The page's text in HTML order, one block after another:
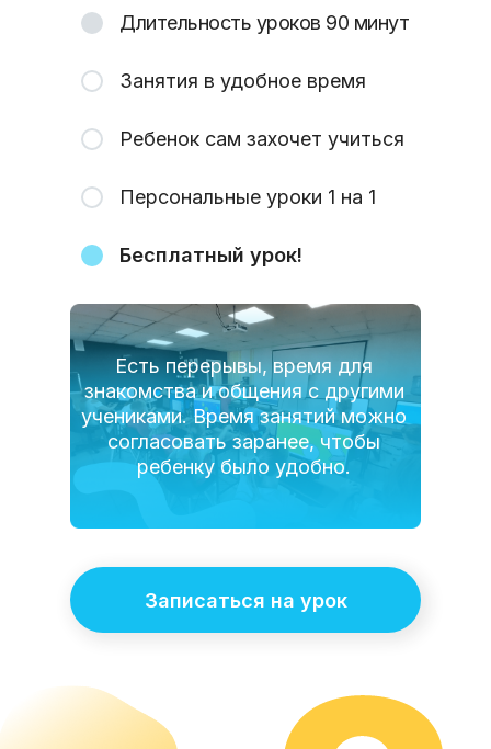
Длительность уроков 90 минут
Занятия в удобное время
Ребенок сам захочет учиться
Персональные уроки 1 на 1
Бесплатный урок!
Есть перерывы, время для
знакомства и общения с другими
учениками. Время занятий можно
согласовать заранее, чтобы
ребенку было удобно.
Записаться на урок